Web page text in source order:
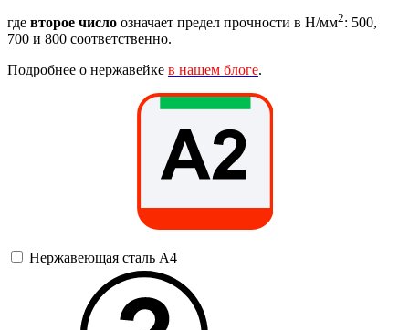
где второе число означает предел прочности в Н/мм2: 500,
700 и 800 соответственно.
Подробнее о нержавейке в нашем блоге.
Нержавеющая сталь А4